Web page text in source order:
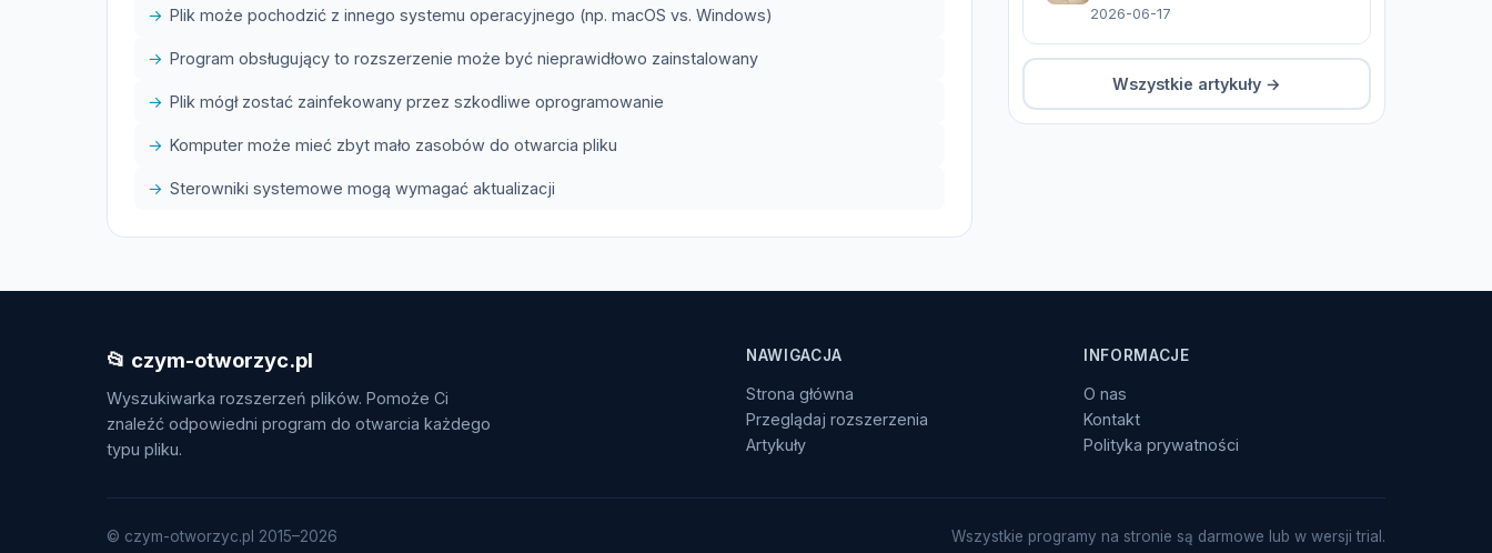
Plik może pochodzić z innego systemu operacyjnego (np. macOS vs. Windows)
Program obsługujący to rozszerzenie może być nieprawidłowo zainstalowany
Plik mógł zostać zainfekowany przez szkodliwe oprogramowanie
Komputer może mieć zbyt mało zasobów do otwarcia pliku
Sterowniki systemowe mogą wymagać aktualizacji
2026-06-17
Wszystkie artykuły →
📂 czym-otworzyc.pl
Wyszukiwarka rozszerzeń plików. Pomoże Ci
znaleźć odpowiedni program do otwarcia każdego
typu pliku.
NAWIGACJA
Strona główna
Przeglądaj rozszerzenia
Artykuły
INFORMACJE
O nas
Kontakt
Polityka prywatności
© czym-otworzyc.pl 2015–2026
Wszystkie programy na stronie są darmowe lub w wersji trial.